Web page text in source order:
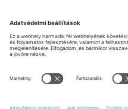
Germany
Unter den Linden 24, 10117
Berlin, Germany